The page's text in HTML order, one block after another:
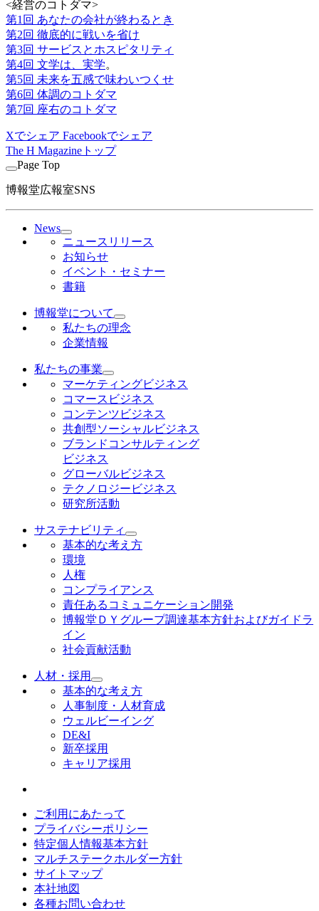
<経営のコトダマ>
第1回 あなたの会社が終わるとき
第2回 徹底的に戦いを省け
第3回 サービスとホスピタリティ
第4回 文学は、実学。
第5回 未来を五感で味わいつくせ
第6回 体調のコトダマ
第7回 座右のコトダマ
Xでシェア Facebookでシェア
The H Magazineトップ
Page Top
博報堂広報室SNS
News
ニュースリリース
お知らせ
イベント・セミナー
書籍
博報堂について
私たちの理念
企業情報
私たちの事業
マーケティングビジネス
コマースビジネス
コンテンツビジネス
共創型ソーシャルビジネス
ブランドコンサルティング
ビジネス
グローバルビジネス
テクノロジービジネス
研究所活動
サステナビリティ
基本的な考え方
環境
人権
コンプライアンス
責任あるコミュニケーション開発
博報堂ＤＹグループ調達基本方針およびガイドラ
イン
社会貢献活動
人材・採用
基本的な考え方
人事制度・人材育成
ウェルビーイング
DE&I
新卒採用
キャリア採用
ご利用にあたって
プライバシーポリシー
特定個人情報基本方針
マルチステークホルダー方針
サイトマップ
本社地図
各種お問い合わせ